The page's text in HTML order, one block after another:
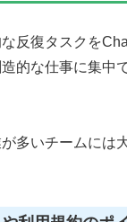
反復タスクを
的な仕事に集中
多いチームには